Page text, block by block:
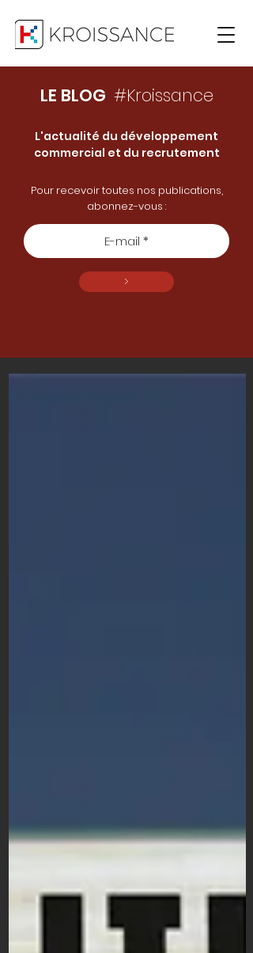
LE BLOG #Kroissance
L'actualité du développement
commercial et du recrutement
Pour recevoir toutes nos publications,
abonnez-vous :
>